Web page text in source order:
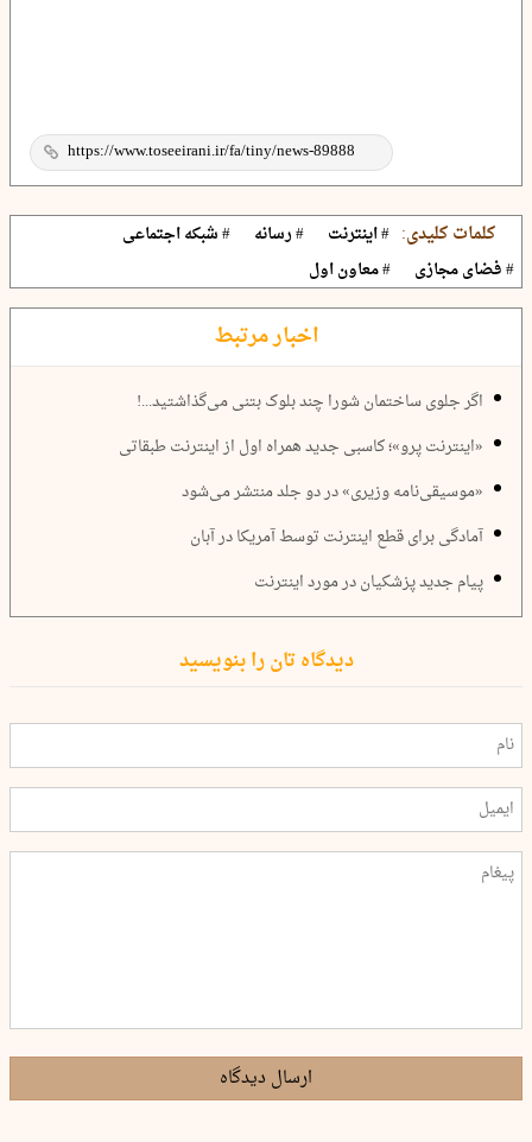
کلمات کلیدی: # اینترنت # رسانه
# شبکه اجتماعی
# فضای مجازی
# معاون اول
اخبار مرتبط
اگر جلوی ساختمان شورا چند بلوک بتنی می‌گذاشتید...!
«اینترنت پرو»؛ کاسبی جدید همراه اول از اینترنت طبقاتی
«موسیقی‌نامه‌ وزیری» در دو جلد منتشر می‌شود
آمادگی برای قطع اینترنت توسط آمریکا در آبان
پیام جدید پزشکیان در مورد اینترنت
دیدگاه تان را بنویسید
ارسال دیدگاه